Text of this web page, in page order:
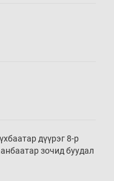
дүүрэг 8-р
зочид буудал